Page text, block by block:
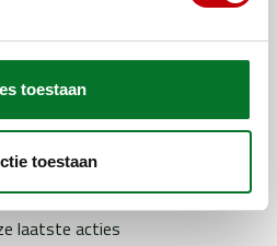
toestaan
toestaan
nieuwsbrief
laatste acties